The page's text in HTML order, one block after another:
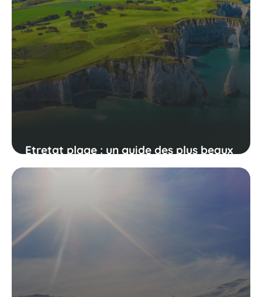
Etretat plage : un guide des plus beaux
endroits en bord de mer